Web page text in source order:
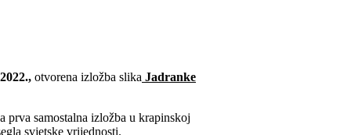
, otvorena izložba slika Jadranke
samostalna izložba u krapinskoj
svjetske vrijednosti.